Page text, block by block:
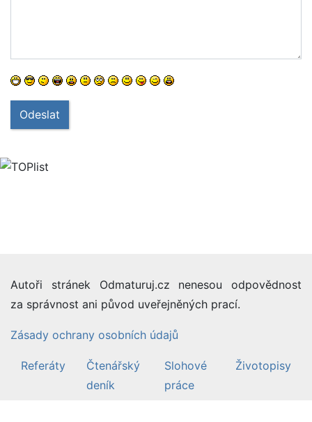
Odeslat
Autoři stránek Odmaturuj.cz nenesou odpovědnost
za správnost ani původ uveřejněných prací.
Zásady ochrany osobních údajů
Referáty
Čtenářský
deník
Slohové
práce
Životopisy